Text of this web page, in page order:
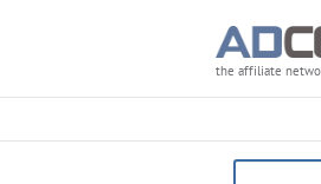
the affiliate